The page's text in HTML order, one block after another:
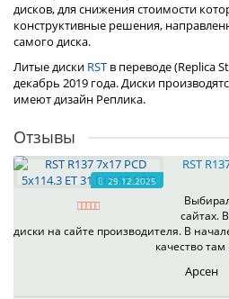
дисков, для снижения стоимости
конструктивные решения,
самого диска.
Литые диски RST в переводе (Replica
декабрь 2019 года. Диски
имеют дизайн Реплика.
Отзывы
29.12.2025
RST
сайтах.
диски на сайте производителя. В
качество там
Арсен